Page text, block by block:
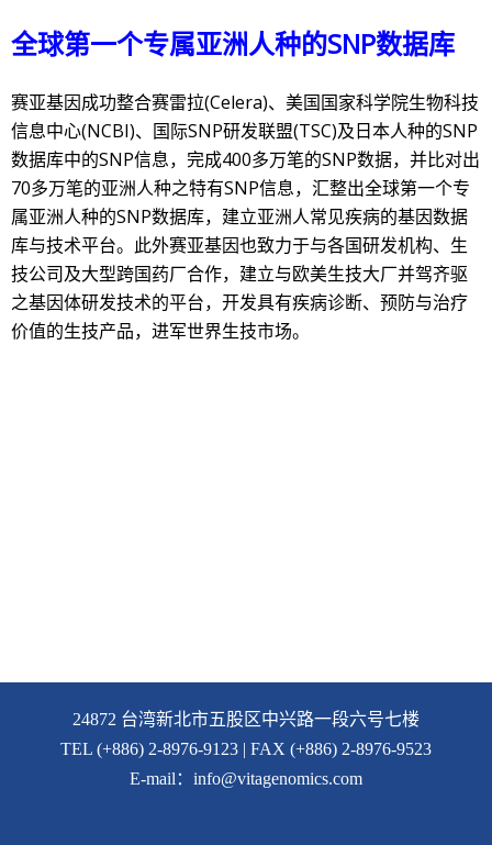
全球第一个专属亚洲人种的SNP数据库
赛亚基因成功整合赛雷拉(Celera)、美国国家科学院生物科技
信息中心(NCBI)、国际SNP研发联盟(TSC)及日本人种的SNP
数据库中的SNP信息，完成400多万笔的SNP数据，并比对出
70多万笔的亚洲人种之特有SNP信息，汇整出全球第一个专
属亚洲人种的SNP数据库，建立亚洲人常见疾病的基因数据
库与技术平台。此外赛亚基因也致力于与各国研发机构、生
技公司及大型跨国药厂合作，建立与欧美生技大厂并驾齐驱
之基因体研发技术的平台，开发具有疾病诊断、预防与治疗
价值的生技产品，进军世界生技市场。
24872 台湾新北市五股区中兴路一段六号七楼
TEL (+886) 2-8976-9123 | FAX (+886) 2-8976-9523
E-mail：info@vitagenomics.com